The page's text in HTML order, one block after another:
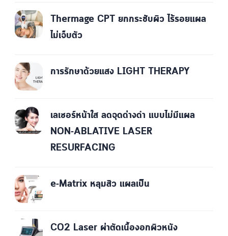
Thermage CPT ยกกระชับผิว ไร้รอยแผล
ไม่เจ็บตัว
การรักษาด้วยแสง LIGHT THERAPY
เลเซอร์หน้าใส ลดจุดด่างดำ แบบไม่มีแผล
NON-ABLATIVE LASER
RESURFACING
e-Matrix หลุมสิว แผลเป็น
CO2 Laser ผ่าตัดเนื้องอกผิวหนัง